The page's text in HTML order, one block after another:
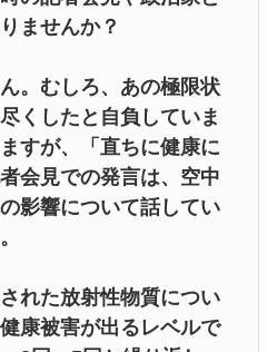
ませんか？
。むしろ、あの極限状
くしたと自負していま
すが、「直ちに健康に
会見での発言は、空中
影響について話してい
れた放射性物質につい
康被害が出るレベルで